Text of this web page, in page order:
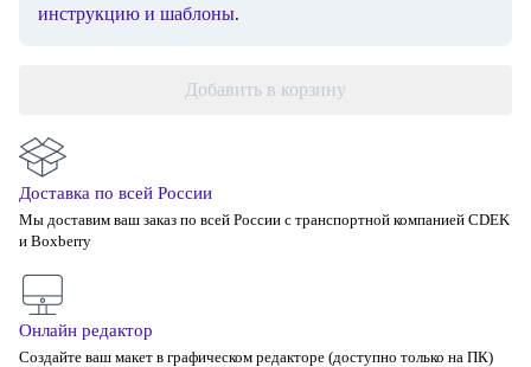
инструкцию и шаблоны.
Добавить в корзину
Доставка по всей России
Мы доставим ваш заказ по всей России с транспортной компанией CDEK
и Boxberry
Онлайн редактор
Создайте ваш макет в графическом редакторе (доступно только на ПК)